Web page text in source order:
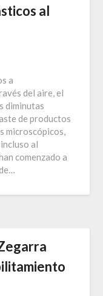
al
a
del aire, el
diminutas
de productos
microscópicos,
al
comenzado a